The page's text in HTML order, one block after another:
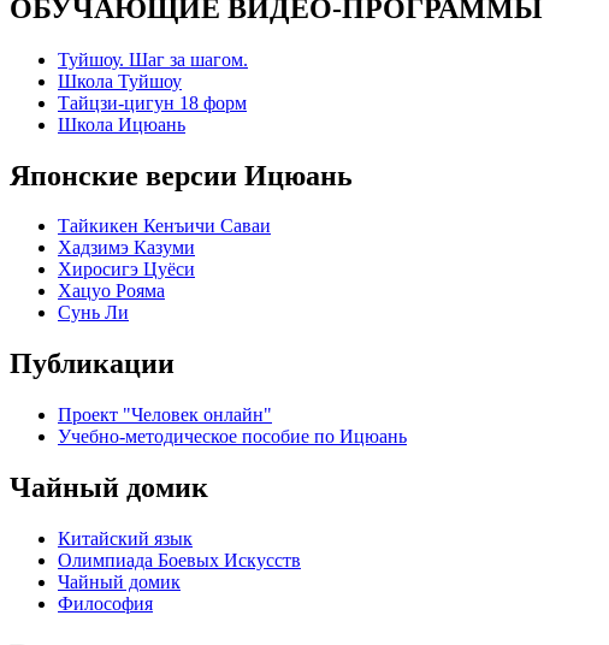
ОБУЧАЮЩИЕ ВИДЕО-ПРОГРАММЫ
Туйшоу. Шаг за шагом.
Школа Туйшоу
Тайцзи-цигун 18 форм
Школа Ицюань
Японские версии Ицюань
Тайкикен Кенъичи Саваи
Хадзимэ Казуми
Хиросигэ Цуёси
Хацуо Рояма
Сунь Ли
Публикации
Проект "Человек онлайн"
Учебно-методическое пособие по Ицюань
Чайный домик
Китайский язык
Олимпиада Боевых Искусств
Чайный домик
Философия